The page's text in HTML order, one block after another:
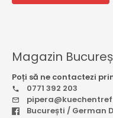
Magazin
Poți să ne contactezi
0771 392 203
București / German